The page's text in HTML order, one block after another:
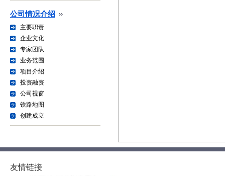
公司情况介绍
主要职责
企业文化
专家团队
业务范围
项目介绍
投资融资
公司视窗
铁路地图
创建成立
友情链接